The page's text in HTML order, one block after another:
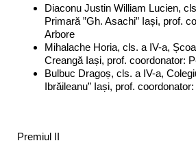
Diaconu Justin William Lucien,
Primară ”Gh. Asachi” Iași, prof.
Arbore
Mihalache Horia, cls. a IV-a,
Creangă Iași, prof. coordonator:
Bulbuc Dragoș, cls. a IV-a,
Ibrăileanu” Iași, prof.
Premiul II